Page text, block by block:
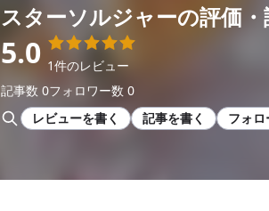
スターソルジャーの評価
5.0 1件のレビュー
記事数 0フォロワー数 0
レビューを書く
記事を書く フォロ